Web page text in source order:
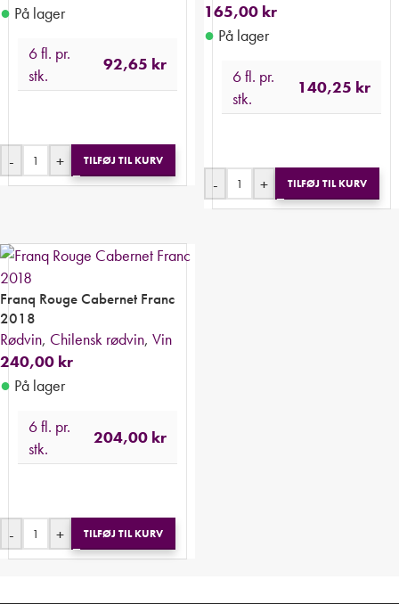
● På lager
6 fl. pr.
stk.
92,65 kr
- + TILFØJ TIL KURV
165,00 kr
● På lager
6 fl. pr.
stk.
140,25 kr
- + TILFØJ TIL KURV
Franq Rouge Cabernet Franc
2018
Rødvin, Chilensk rødvin, Vin
240,00 kr
● På lager
6 fl. pr.
stk.
204,00 kr
- + TILFØJ TIL KURV